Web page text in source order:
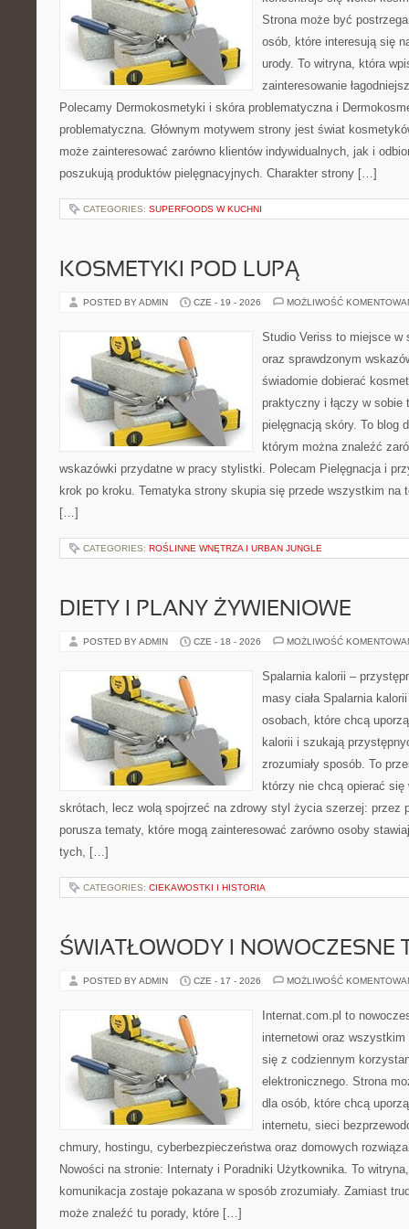
Strona może być
osób, które interesują się
urody. To witryna, która
zainteresowanie
Polecamy Dermokosmetyki i skóra problematyczna i
problematyczna. Głównym motywem strony jest świat
może zainteresować zarówno klientów indywidualnych, jak i
poszukują produktów pielęgnacyjnych. Charakter strony […]
CATEGORIES: SUPERFOODS W KUCHNI
KOSMETYKI POD LUPĄ
POSTED BY ADMIN CZE - 19 - 2026 MOŻLIWOŚĆ
Studio Veriss to miejsce w
oraz sprawdzonym
świadomie dobierać
praktyczny i łączy w sobie
pielęgnacją skóry. To blog
którym można znaleźć
wskazówki przydatne w pracy stylistki. Polecam Pielęgnacja i
krok po kroku. Tematyka strony skupia się przede wszystkim na
[…]
CATEGORIES: ROŚLINNE WNĘTRZA I URBAN JUNGLE
DIETY I PLANY ŻYWIENIOWE
POSTED BY ADMIN CZE - 18 - 2026 MOŻLIWOŚĆ
Spalarnia kalorii –
masy ciała Spalarnia
osobach, które chcą
kalorii i szukają
zrozumiały sposób. To
którzy nie chcą opierać się
skrótach, lecz wolą spojrzeć na zdrowy styl życia szerzej: przez
porusza tematy, które mogą zainteresować zarówno osoby
tych, […]
CATEGORIES: CIEKAWOSTKI I HISTORIA
ŚWIATŁOWODY I NOWOCZESNE
POSTED BY ADMIN CZE - 17 - 2026 MOŻLIWOŚĆ
Internat.com.pl to
internetowi oraz
się z codziennym
elektronicznego. Strona
dla osób, które chcą
internetu, sieci
chmury, hostingu, cyberbezpieczeństwa oraz domowych
Nowości na stronie: Internaty i Poradniki Użytkownika. To
komunikacja zostaje pokazana w sposób zrozumiały. Zamiast
może znaleźć tu porady, które […]